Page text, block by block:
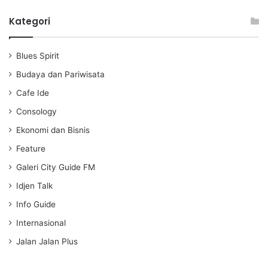
a
Kategori
Blues Spirit
Budaya dan Pariwisata
Cafe Ide
Consology
Ekonomi dan Bisnis
Feature
Galeri City Guide FM
Idjen Talk
Info Guide
Internasional
Jalan Jalan Plus